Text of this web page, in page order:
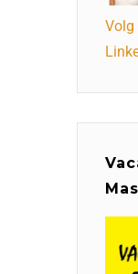
Volg